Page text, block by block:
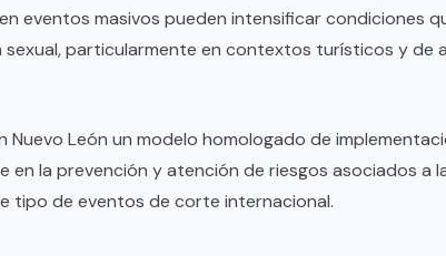
eventos masivos pueden intensificar condiciones
particularmente en contextos turísticos y de
Nuevo León un modelo homologado de
en la prevención y atención de riesgos asociados a
tipo de eventos de corte internacional.